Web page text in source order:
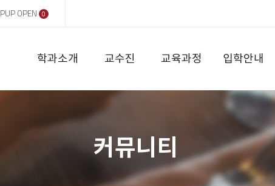
OPEN 0
학과소개 교수진 교육과정 입학안내
커뮤니티